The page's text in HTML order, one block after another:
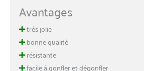
Avantages
très jolie
bonne qualité
résistante
facile à gonfler et dégonfler